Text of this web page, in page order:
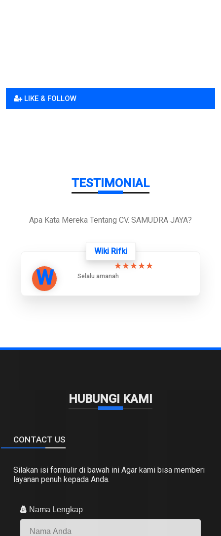
LIKE & FOLLOW
TESTIMONIAL
Apa Kata Mereka Tentang CV. SAMUDRA JAYA?
Wiki Rifki
★★★★★
W Selalu amanah
HUBUNGI KAMI
CONTACT US
Silakan isi formulir di bawah ini Agar kami bisa memberi
layanan penuh kepada Anda.
Nama Lengkap